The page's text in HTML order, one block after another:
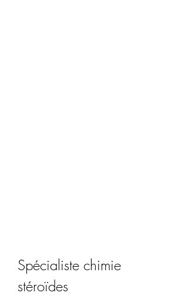
Spécialiste chimie
stéroïdes